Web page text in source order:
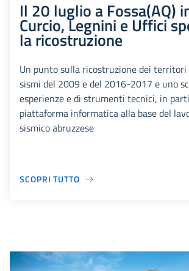
Il 20 luglio a Fossa(AQ)
Curcio, Legnini e Uffici
la ricostruzione
Un punto sulla ricostruzione dei territori
sismi del 2009 e del 2016-2017 e uno
esperienze e di strumenti tecnici, in
piattaforma informatica alla base del
sismico abruzzese
SCOPRI TUTTO